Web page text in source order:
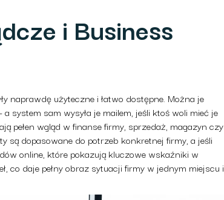
i Business
naprawdę użyteczne i łatwo dostępne. Można je
system sam wysyła je mailem, jeśli ktoś woli mieć je
pełen wgląd w finanse firmy, sprzedaż, magazyn czy
są dopasowane do potrzeb konkretnej firmy, a jeśli
online, które pokazują kluczowe wskaźniki w
co daje pełny obraz sytuacji firmy w jednym miejscu i